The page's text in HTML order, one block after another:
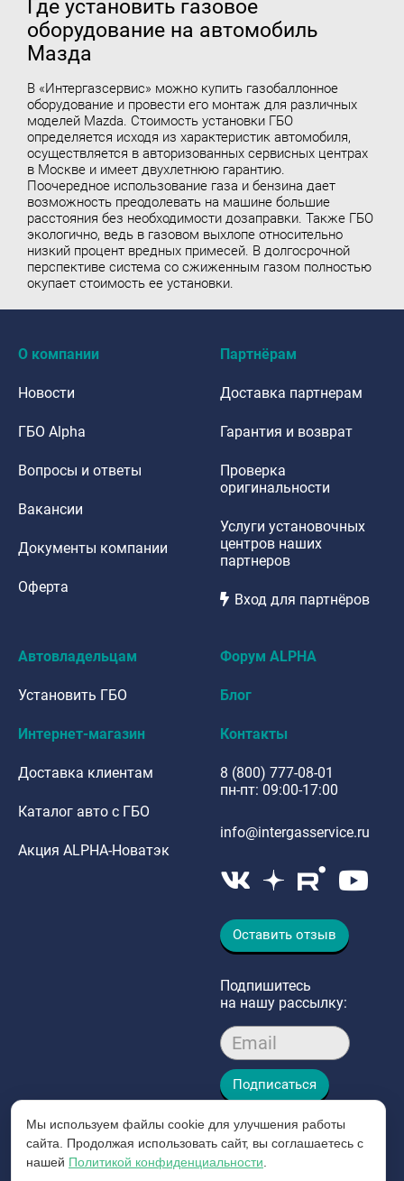
Где установить газовое
оборудование на автомобиль
Мазда
В «Интергазсервис» можно купить газобаллонное
оборудование и провести его монтаж для различных
моделей Mazda. Стоимость установки ГБО
определяется исходя из характеристик автомобиля,
осуществляется в авторизованных сервисных центрах
в Москве и имеет двухлетнюю гарантию.
Поочередное использование газа и бензина дает
возможность преодолевать на машине большие
расстояния без необходимости дозаправки. Также ГБО
экологично, ведь в газовом выхлопе относительно
низкий процент вредных примесей. В долгосрочной
перспективе система со сжиженным газом полностью
окупает стоимость ее установки.
О компании
Новости
ГБО Alpha
Вопросы и ответы
Вакансии
Документы компании
Оферта
Партнёрам
Доставка партнерам
Гарантия и возврат
Проверка
оригинальности
Услуги установочных
центров наших
партнеров
Вход для партнёров
Автовладельцам
Установить ГБО
Интернет-магазин
Доставка клиентам
Каталог авто с ГБО
Акция ALPHA-Новатэк
Форум ALPHA
Блог
Контакты
8 (800) 777-08-01
пн-пт: 09:00-17:00
info@intergasservice.ru
Оставить отзыв
Подпишитесь
на нашу рассылку:
Email
Подписаться
Мы используем файлы cookie для улучшения работы
сайта. Продолжая использовать сайт, вы соглашаетесь с
нашей Политикой конфиденциальности